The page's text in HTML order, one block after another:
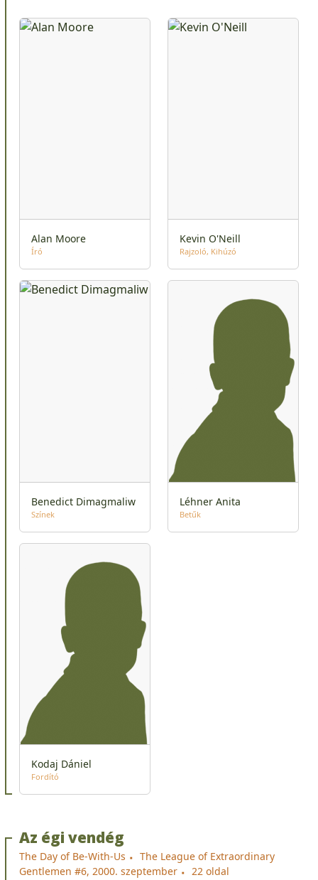
Alan Moore
Író
Kevin O'Neill
Rajzoló Kihúzó
Benedict Dimagmaliw
Színek
Léhner Anita
Betűk
Kodaj Dániel
Fordító
Az égi vendég
The Day of Be-With-Us
The League of Extraordinary
Gentlemen #6, 2000. szeptember
22 oldal